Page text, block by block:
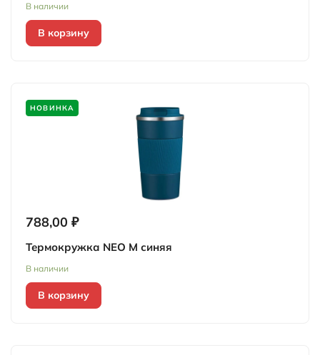
В наличии
В корзину
НОВИНКА
788,00 ₽
Термокружка NEO M синяя
В наличии
В корзину